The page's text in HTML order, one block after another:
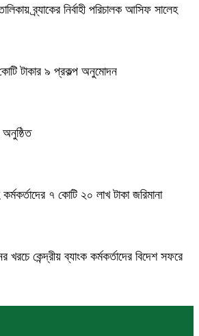
ব্র্যাকের নির্বাহী পরিচালক আসিফ সালেহ
টাকার ৯ প্রকল্প অনুমোদন
অনুষ্ঠিত
৭ কোটি ২০ লাখ টাকা জরিমানা
খরচে কেন্দ্রীয় ব্যাংক কর্মকর্তাদের বিদেশ সফরে